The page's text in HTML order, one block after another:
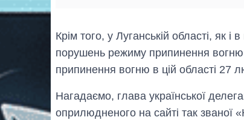
Крім того, у Луганській області, як
порушень режиму припинення
припинення вогню в цій області 27
Нагадаємо, глава української
оприлюдненого на сайті так званої